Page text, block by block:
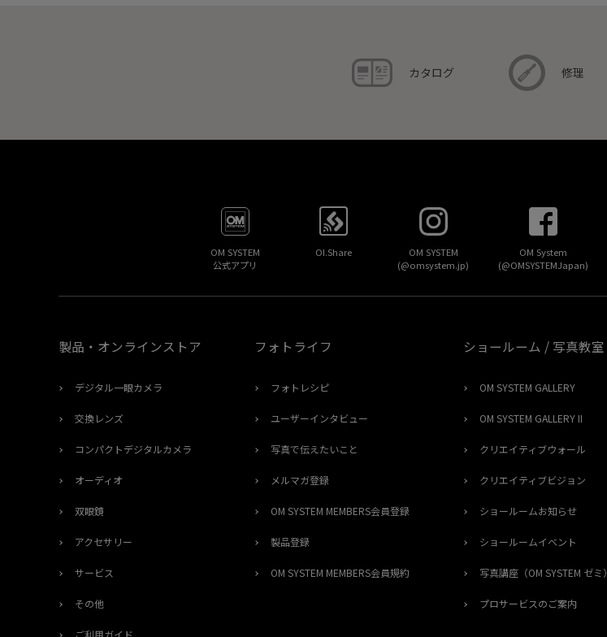
カタログ 修理
OM SYSTEM
公式アプリ
OI.Share
OM SYSTEM
(@omsystem.jp)
OM System
(@OMSYSTEMJapan)
製品・オンラインストア
デジタル一眼カメラ
交換レンズ
コンパクトデジタルカメラ
オーディオ
双眼鏡
アクセサリー
サービス
その他
ご利用ガイド
フォトライフ
フォトレシピ
ユーザーインタビュー
写真で伝えたいこと
メルマガ登録
OM SYSTEM MEMBERS会員登録
製品登録
OM SYSTEM MEMBERS会員規約
ショールーム / 写真教室
OM SYSTEM GALLERY
OM SYSTEM GALLERY II
クリエイティブウォール
クリエイティブビジョン
ショールームお知らせ
ショールームイベント
写真講座（OM SYSTEM ゼミ）
プロサービスのご案内